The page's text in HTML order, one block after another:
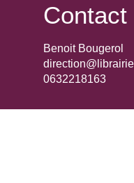
Contact
Benoit Bougerol
0632218163